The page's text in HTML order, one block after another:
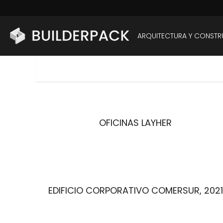
ARQUITECTURA Y
OFICINAS LAYHER